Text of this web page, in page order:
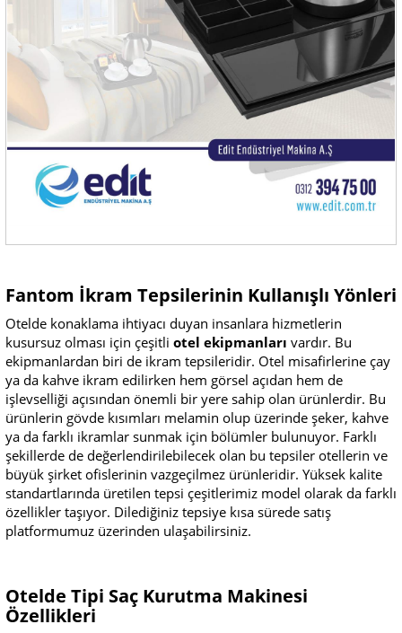
Fantom İkram Tepsilerinin Kullanışlı Yönleri
Otelde konaklama ihtiyacı duyan insanlara hizmetlerin
kusursuz olması için çeşitli otel ekipmanları vardır. Bu
ekipmanlardan biri de ikram tepsileridir. Otel misafirlerine çay
ya da kahve ikram edilirken hem görsel açıdan hem de
işlevselliği açısından önemli bir yere sahip olan ürünlerdir. Bu
ürünlerin gövde kısımları melamin olup üzerinde şeker, kahve
ya da farklı ikramlar sunmak için bölümler bulunuyor. Farklı
şekillerde de değerlendirilebilecek olan bu tepsiler otellerin ve
büyük şirket ofislerinin vazgeçilmez ürünleridir. Yüksek kalite
standartlarında üretilen tepsi çeşitlerimiz model olarak da farklı
özellikler taşıyor. Dilediğiniz tepsiye kısa sürede satış
platformumuz üzerinden ulaşabilirsiniz.
Otelde Tipi Saç Kurutma Makinesi
Özellikleri